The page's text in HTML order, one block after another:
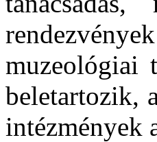
muzeológiai
beletartozik,
intézmények